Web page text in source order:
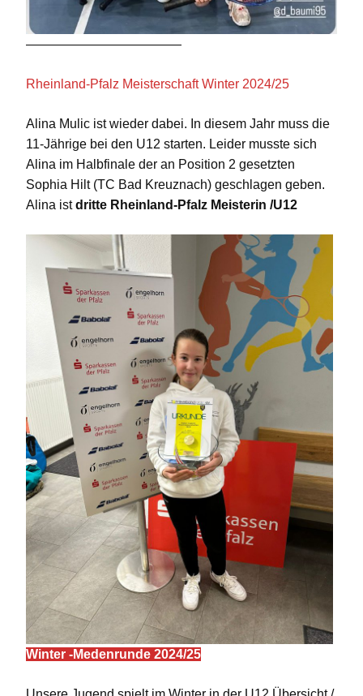
————————————
Rheinland-Pfalz Meisterschaft Winter 2024/25
Alina Mulic ist wieder dabei. In diesem Jahr muss die
11-Jährige bei den U12 starten. Leider musste sich
Alina im Halbfinale der an Position 2 gesetzten
Sophia Hilt (TC Bad Kreuznach) geschlagen geben.
Alina istdritte Rheinland-Pfalz Meisterin /U12
Winter -Medenrunde 2024/25